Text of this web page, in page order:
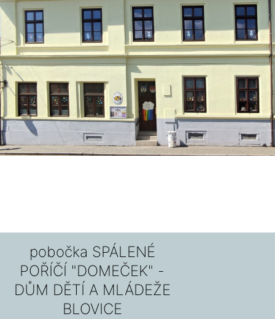
pobočka SPÁLENÉ
POŘÍČÍ "DOMEČEK" -
DŮM DĚTÍ A MLÁDEŽE
BLOVICE